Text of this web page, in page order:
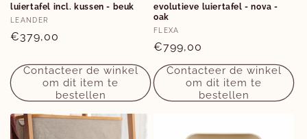
luiertafel incl. kussen - beuk
Verkoper:
LEANDER
Normale
€379,00
Contacteer de winkel
om dit item te
bestellen
evolutieve luiertafel - nova -
oak
Verkoper:
FLEXA
Normale
prijs
€799,00
Contacteer de winkel
om dit item te
bestellen